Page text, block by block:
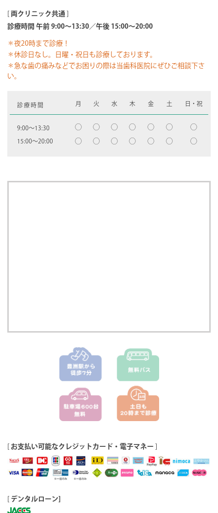
[ 両クリニック共通 ]
診療時間 午前 9:00～13:30／午後 15:00～20:00
＊夜20時まで診療！
＊休診日なし。日曜・祝日も診療しております。
＊急な歯の痛みなどでお困りの際は当歯科医院にぜひご相談下さ
い。
診療時間 月 火 水 木 金 土 日・祝
9:00〜13:30 ◯ ◯ ◯ ◯ ◯ ◯ ◯
15:00〜20:00 ◯ ◯ ◯ ◯ ◯ ◯ ◯
お支払い可能なクレジットカード・電子マネー
デンタルローン]